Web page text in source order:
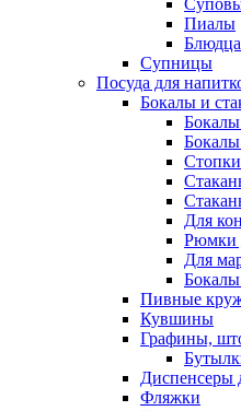
Пиалы
Блюдца
Супницы
Посуда для
Бокалы и
Для
Рюмки
Для
Бокалы
Пивные
Кувшины
Графины,
Диспенсеры
Фляжки